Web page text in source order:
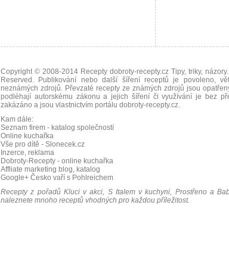
Copyright © 2008-2014 Recepty dobroty-recepty.cz Tipy, triky,
Reserved. Publikování nebo další šíření receptů je povoleno,
neznámých zdrojů. Převzaté recepty ze známých zdrojů jsou
podléhají autorskému zákonu a jejich šíření či využívání je bez
zakázáno a jsou vlastnictvím portálu dobroty-recepty.cz.
Kam dále:
Seznam firem - katalog společností
Online kuchařka
Vše pro dítě - Slonecek.cz
Inzerce, reklama
Dobroty-Recepty - online kuchařka
Affliate marketing blog, katalog
Google+ Česko vaří s Pohlreichem
Recepty z pořadů Kluci v akci, S Italem v kuchyni, Prostřeno a
naleznete mnoho receptů vhodných pro každou příležitost.